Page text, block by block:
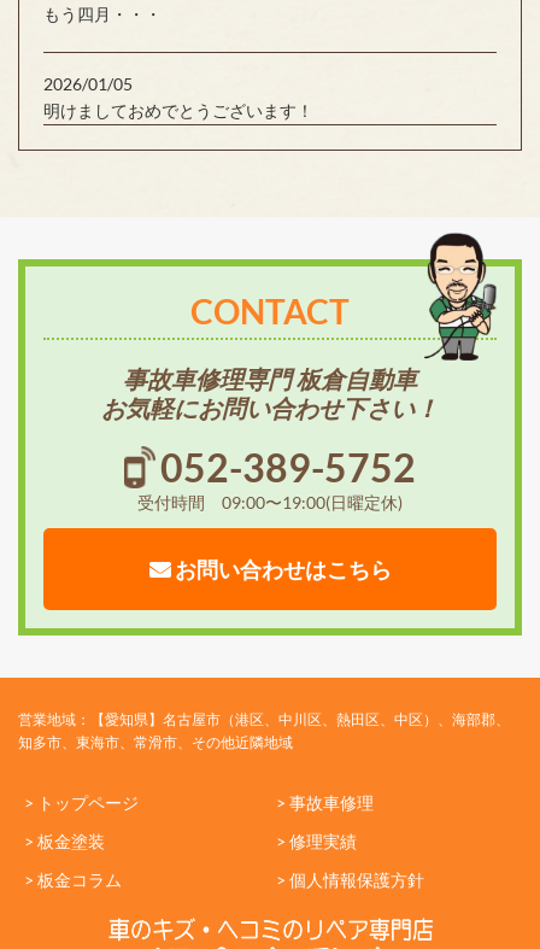
もう四月・・・
2026/01/05
明けましておめでとうございます！
CONTACT
事故車修理専門 板倉自動車
お気軽にお問い合わせ下さい！
052-389-5752
受付時間 09:00〜19:00(日曜定休)
お問い合わせはこちら
営業地域：【愛知県】名古屋市（港区、中川区、熱田区、中区）、海部郡、
知多市、東海市、常滑市、その他近隣地域
> トップページ
> 事故車修理
> 板金塗装
> 修理実績
> 板金コラム
> 個人情報保護方針